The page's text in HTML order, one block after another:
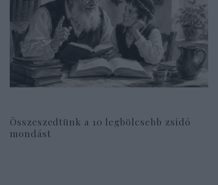
Összeszedtünk a 10 legbölcsebb zsidó
mondást